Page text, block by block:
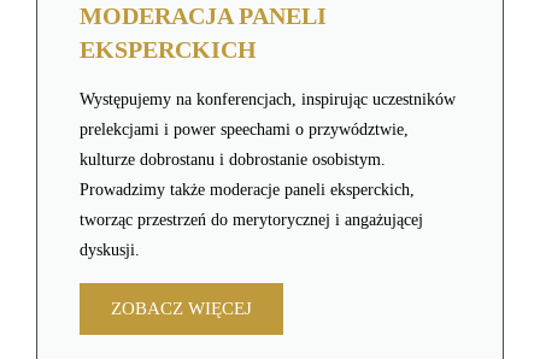
MODERACJA PANELI
EKSPERCKICH
Występujemy na konferencjach, inspirując uczestników
prelekcjami i power speechami o przywództwie,
kulturze dobrostanu i dobrostanie osobistym.
Prowadzimy także moderacje paneli eksperckich,
tworząc przestrzeń do merytorycznej i angażującej
dyskusji.
ZOBACZ WIĘCEJ